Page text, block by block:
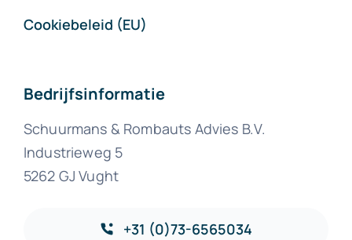
Cookiebeleid (EU)
Bedrijfsinformatie
Schuurmans & Rombauts Advies B.V.
Industrieweg 5
5262 GJ Vught
+31 (0)73-6565034